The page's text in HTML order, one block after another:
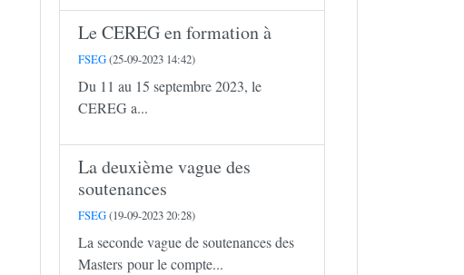
Le CEREG en formation à
FSEG(25-09-2023 14:42)
Du 11 au 15 septembre 2023, le
CEREG a...
La deuxième vague des
soutenances
FSEG(19-09-2023 20:28)
La seconde vague de soutenances des
Masters pour le compte...